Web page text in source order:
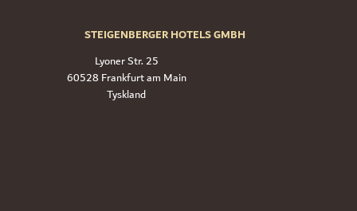
STEIGENBERGER HOTELS GMBH
Lyoner Str. 25
60528 Frankfurt am Main
Tyskland